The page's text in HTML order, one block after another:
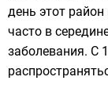
день этот район
часто в
заболевания. С